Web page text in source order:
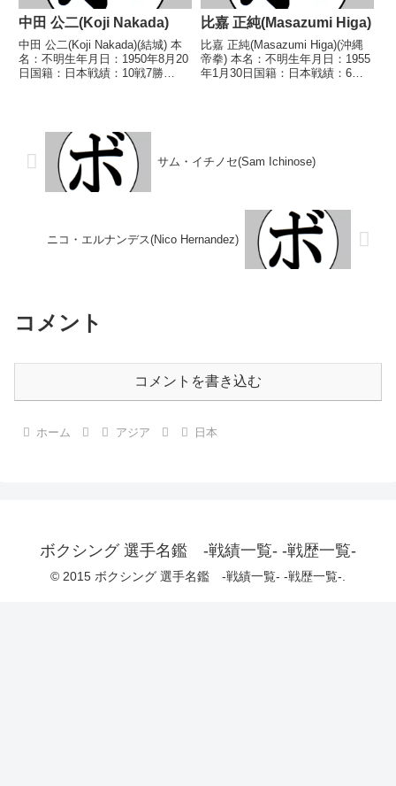
中田 公二(Koji Nakada)
中田 公二(Koji Nakada)(結城) 本
名：不明生年月日：1950年8月20
日国籍：日本戦績：10戦7勝
○4R判定 (採点不...
比嘉 正純(Masazumi Higa)
比嘉 正純(Masazumi Higa)(沖縄
帝拳) 本名：不明生年月日：1955
年1月30日国籍：日本戦績：6戦5
サム・イチノセ(Sam Ichinose)
ニコ・エルナンデス(Nico Hernandez)
コメント
コメントを書き込む
ホーム アジア 日本
ボクシング 選手名鑑 -戦績一覧- -戦歴一覧-
© 2015 ボクシング 選手名鑑 -戦績一覧- -戦歴一覧-.